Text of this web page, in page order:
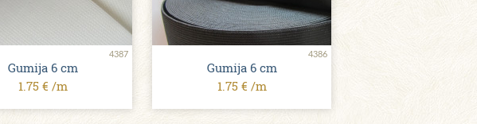
4387
Gumija 6 сm
1.75 € /m
4386
Gumija 6 сm
1.75 € /m